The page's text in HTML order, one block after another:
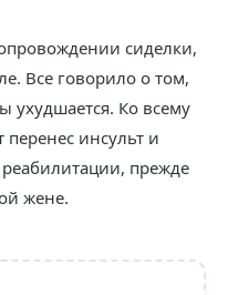
сиделки,
Все говорило о том,
ухудшается. Ко всему
инсульт и
прежде
жене.